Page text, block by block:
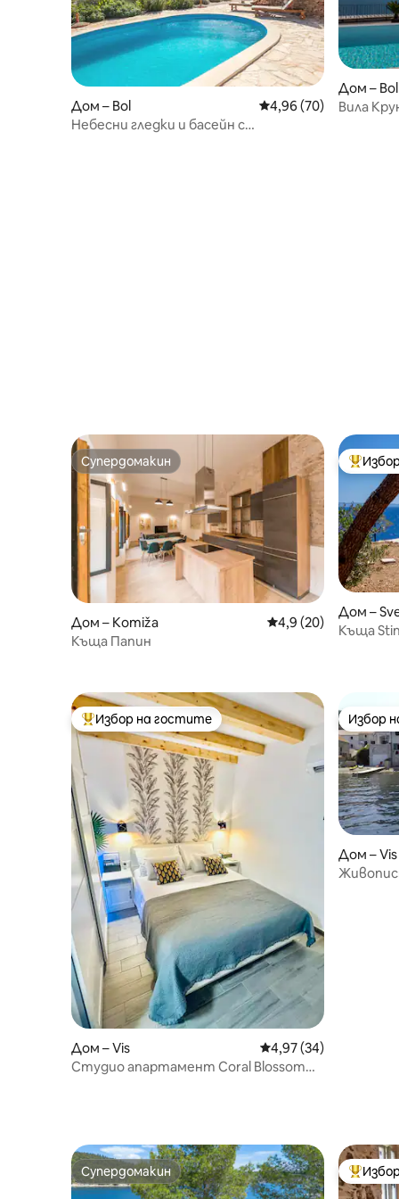
Дом – Bol Средна оценка: 4,96
4,96 (70)
Небесни гледки и басейн с
Дом – Bol
Вила
Супердомакин
Супердомакин
Дом – Komiža Средна оценка: 4,9
4,9 (20)
Къща Папин
Най-
Дом –
Къща
Най-популярен избор на гостите
Избор на гостите
Дом – Vis Средна оценка: 4,97
4,97 (34)
Студио апартамент Coral Blossom
Избор
Избор
Дом – Vis
Супердомакин
Супердомакин Най-